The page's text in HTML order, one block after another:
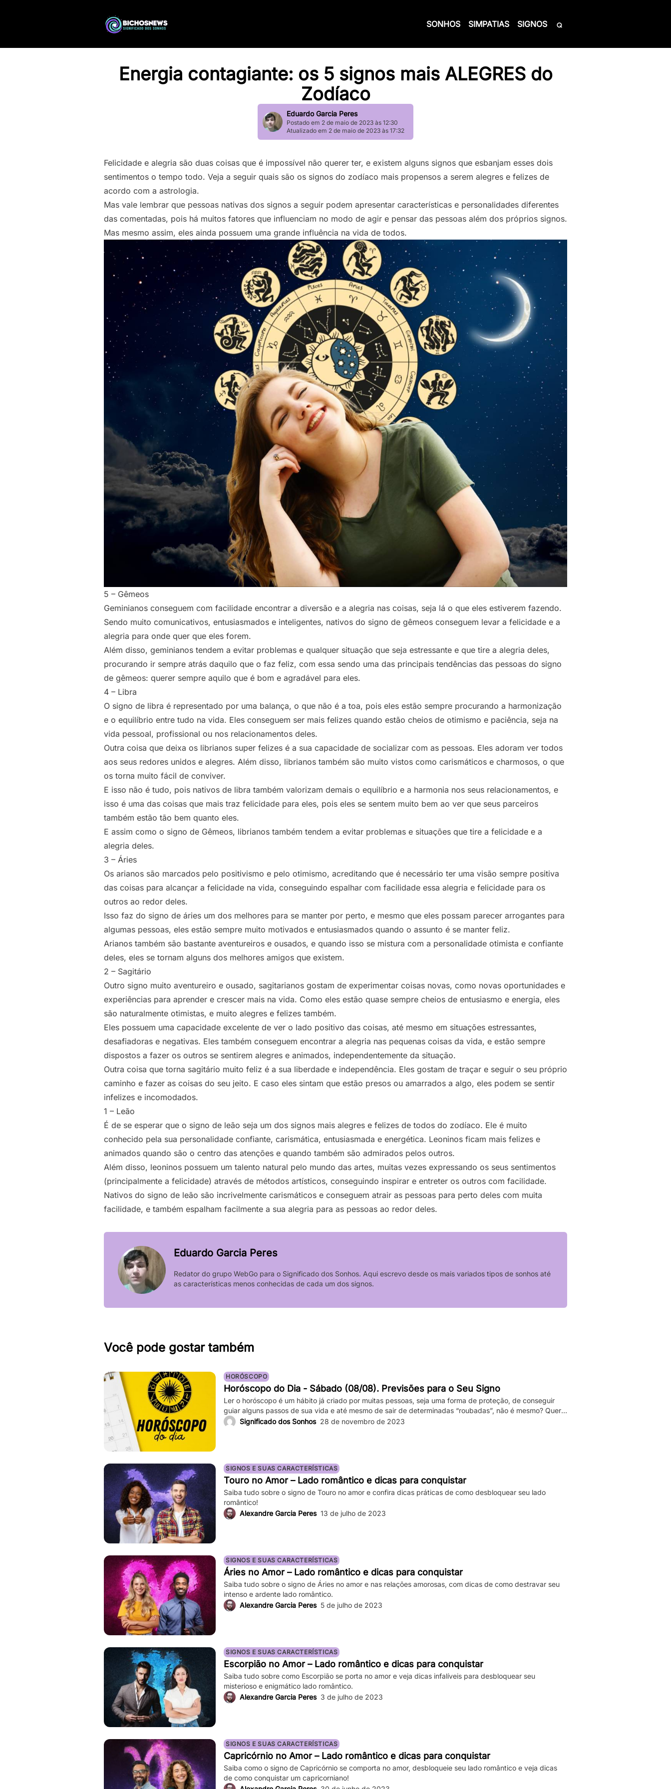
SONHOS SIMPATIAS SIGNOS
Energia contagiante: os 5 signos mais ALEGRES do
Zodíaco
Eduardo Garcia Peres
Postado em 2 de maio de 2023 às 12:30
Atualizado em 2 de maio de 2023 às 17:32
Felicidade e alegria são duas coisas que é impossível não querer ter, e existem alguns signos que esbanjam esses dois
sentimentos o tempo todo. Veja a seguir quais são os signos do zodíaco mais propensos a serem alegres e felizes de
acordo com a astrologia.
Mas vale lembrar que pessoas nativas dos signos a seguir podem apresentar características e personalidades diferentes
das comentadas, pois há muitos fatores que influenciam no modo de agir e pensar das pessoas além dos próprios signos.
Mas mesmo assim, eles ainda possuem uma grande influência na vida de todos.
5 – Gêmeos
Geminianos conseguem com facilidade encontrar a diversão e a alegria nas coisas, seja lá o que eles estiverem fazendo.
Sendo muito comunicativos, entusiasmados e inteligentes, nativos do signo de gêmeos conseguem levar a felicidade e a
alegria para onde quer que eles forem.
Além disso, geminianos tendem a evitar problemas e qualquer situação que seja estressante e que tire a alegria deles,
procurando ir sempre atrás daquilo que o faz feliz, com essa sendo uma das principais tendências das pessoas do signo
de gêmeos: querer sempre aquilo que é bom e agradável para eles.
4 – Libra
O signo de libra é representado por uma balança, o que não é a toa, pois eles estão sempre procurando a harmonização
e o equilíbrio entre tudo na vida. Eles conseguem ser mais felizes quando estão cheios de otimismo e paciência, seja na
vida pessoal, profissional ou nos relacionamentos deles.
Outra coisa que deixa os librianos super felizes é a sua capacidade de socializar com as pessoas. Eles adoram ver todos
aos seus redores unidos e alegres. Além disso, librianos também são muito vistos como carismáticos e charmosos, o que
os torna muito fácil de conviver.
E isso não é tudo, pois nativos de libra também valorizam demais o equilíbrio e a harmonia nos seus relacionamentos, e
isso é uma das coisas que mais traz felicidade para eles, pois eles se sentem muito bem ao ver que seus parceiros
também estão tão bem quanto eles.
E assim como o signo de Gêmeos, librianos também tendem a evitar problemas e situações que tire a felicidade e a
alegria deles.
3 – Áries
Os arianos são marcados pelo positivismo e pelo otimismo, acreditando que é necessário ter uma visão sempre positiva
das coisas para alcançar a felicidade na vida, conseguindo espalhar com facilidade essa alegria e felicidade para os
outros ao redor deles.
Isso faz do signo de áries um dos melhores para se manter por perto, e mesmo que eles possam parecer arrogantes para
algumas pessoas, eles estão sempre muito motivados e entusiasmados quando o assunto é se manter feliz.
Arianos também são bastante aventureiros e ousados, e quando isso se mistura com a personalidade otimista e confiante
deles, eles se tornam alguns dos melhores amigos que existem.
2 – Sagitário
Outro signo muito aventureiro e ousado, sagitarianos gostam de experimentar coisas novas, como novas oportunidades e
experiências para aprender e crescer mais na vida. Como eles estão quase sempre cheios de entusiasmo e energia, eles
são naturalmente otimistas, e muito alegres e felizes também.
Eles possuem uma capacidade excelente de ver o lado positivo das coisas, até mesmo em situações estressantes,
desafiadoras e negativas. Eles também conseguem encontrar a alegria nas pequenas coisas da vida, e estão sempre
dispostos a fazer os outros se sentirem alegres e animados, independentemente da situação.
Outra coisa que torna sagitário muito feliz é a sua liberdade e independência. Eles gostam de traçar e seguir o seu próprio
caminho e fazer as coisas do seu jeito. E caso eles sintam que estão presos ou amarrados a algo, eles podem se sentir
infelizes e incomodados.
1 – Leão
É de se esperar que o signo de leão seja um dos signos mais alegres e felizes de todos do zodíaco. Ele é muito
conhecido pela sua personalidade confiante, carismática, entusiasmada e energética. Leoninos ficam mais felizes e
animados quando são o centro das atenções e quando também são admirados pelos outros.
Além disso, leoninos possuem um talento natural pelo mundo das artes, muitas vezes expressando os seus sentimentos
(principalmente a felicidade) através de métodos artísticos, conseguindo inspirar e entreter os outros com facilidade.
Nativos do signo de leão são incrivelmente carismáticos e conseguem atrair as pessoas para perto deles com muita
facilidade, e também espalham facilmente a sua alegria para as pessoas ao redor deles.
Eduardo Garcia Peres
Redator do grupo WebGo para o Significado dos Sonhos. Aqui escrevo desde os mais variados tipos de sonhos até
as características menos conhecidas de cada um dos signos.
Você pode gostar também
HORÓSCOPO
Horóscopo do Dia - Sábado (08/08). Previsões para o Seu Signo
Ler o horóscopo é um hábito já criado por muitas pessoas, seja uma forma de proteção, de conseguir
guiar alguns passos de sua vida e até mesmo de sair de determinadas “roubadas”, não é mesmo? Quer
saber o que os astros estão prevendo para seu signo no dia de hoje? Basta verificar informações
Significado dos Sonhos 28 de novembro de 2023
SIGNOS E SUAS CARACTERÍSTICAS
Touro no Amor – Lado romântico e dicas para conquistar
Saiba tudo sobre o signo de Touro no amor e confira dicas práticas de como desbloquear seu lado
romântico!
Alexandre Garcia Peres 13 de julho de 2023
SIGNOS E SUAS CARACTERÍSTICAS
Áries no Amor – Lado romântico e dicas para conquistar
Saiba tudo sobre o signo de Áries no amor e nas relações amorosas, com dicas de como destravar seu
intenso e ardente lado romântico.
Alexandre Garcia Peres 5 de julho de 2023
SIGNOS E SUAS CARACTERÍSTICAS
Escorpião no Amor – Lado romântico e dicas para conquistar
Saiba tudo sobre como Escorpião se porta no amor e veja dicas infalíveis para desbloquear seu
misterioso e enigmático lado romântico.
Alexandre Garcia Peres 3 de julho de 2023
SIGNOS E SUAS CARACTERÍSTICAS
Capricórnio no Amor – Lado romântico e dicas para conquistar
Saiba como o signo de Capricórnio se comporta no amor, desbloqueie seu lado romântico e veja dicas
de como conquistar um capricorniano!